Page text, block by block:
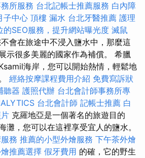
所服務 台北記帳士推薦服務 白內障
子中心 頂樓 漏水 台北牙醫推薦 護理
的SEO服務，提升網站曝光度 滅鼠
會在旅途中不浸入鹽水中，那麼這
示很多美麗的國家作為補償。 希臘
海岸，您可以開始熱情，輕鬆地
經絡按摩課程費用介紹 免費寫訴狀
聽器 護照代辦 台北會計師事務所專
台北會計師 記帳士推薦 白
克羅地亞是一個著名的旅遊目的
灘，您可以在這裡享受宜人的鹽水。
務 推薦的小型外燴服務 下午茶外燴
推薦選擇 假牙費用 的確，它的野生